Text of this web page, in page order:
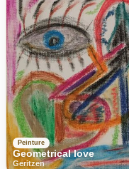
Peinture
Geometrical love
Geritzen